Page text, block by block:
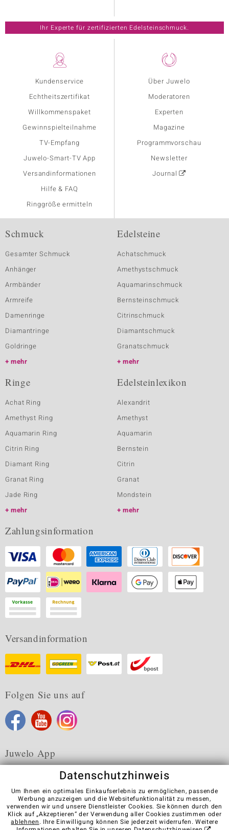
Kundenservice
Echtheitszertifikat
Willkommenspaket
Gewinnspielteilnahme
TV-Empfang
Juwelo-Smart-TV App
Versandinformationen
Hilfe & FAQ
Ringgröße ermitteln
Über Juwelo
Moderatoren
Experten
Magazine
Programmvorschau
Newsletter
Journal
Ihr Experte für zertifizierten Edelsteinschmuck.
Schmuck
Gesamter Schmuck
Anhänger
Armbänder
Armreife
Damenringe
Diamantringe
Goldringe
mehr
Edelsteine
Achatschmuck
Amethystschmuck
Aquamarinschmuck
Bernsteinschmuck
Citrinschmuck
Diamantschmuck
Granatschmuck
mehr
Ringe
Achat Ring
Amethyst Ring
Aquamarin Ring
Citrin Ring
Diamant Ring
Granat Ring
Jade Ring
mehr
Edelsteinlexikon
Alexandrit
Amethyst
Aquamarin
Bernstein
Citrin
Granat
Mondstein
mehr
Zahlungsinformation
Versandinformation
Folgen Sie uns auf
Juwelo App
Karriere AGB Datenschutz Cookies
Impressum
Kontakt
Vertrag widerrufen
Datenschutzhinweis
Um Ihnen ein optimales Einkaufserlebnis zu ermöglichen, passende
Werbung anzuzeigen und die Websitefunktionalität zu messen,
verwenden wir und unsere Dienstleister Cookies. Sie können durch den
Klick auf „Akzeptieren“ der Verwendung aller Cookies zustimmen oder
ablehnen. Ihre Einwilligung können Sie jederzeit widerrufen. Weitere